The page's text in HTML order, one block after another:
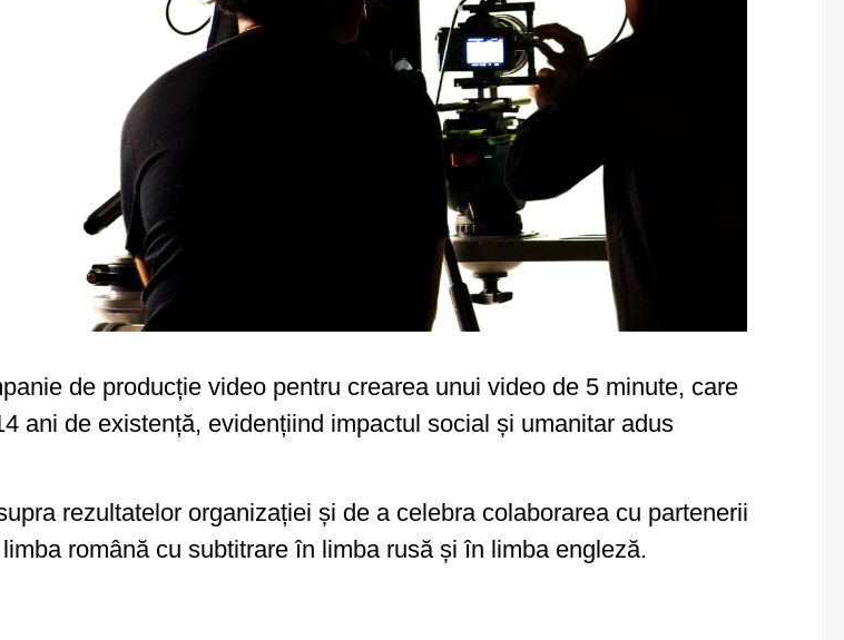
de producție video pentru crearea unui video de 5 minute, care
ani de existență, evidențiind impactul social și umanitar adus
rezultatelor organizației și de a celebra colaborarea cu partenerii
română cu subtitrare în limba rusă și în limba engleză.